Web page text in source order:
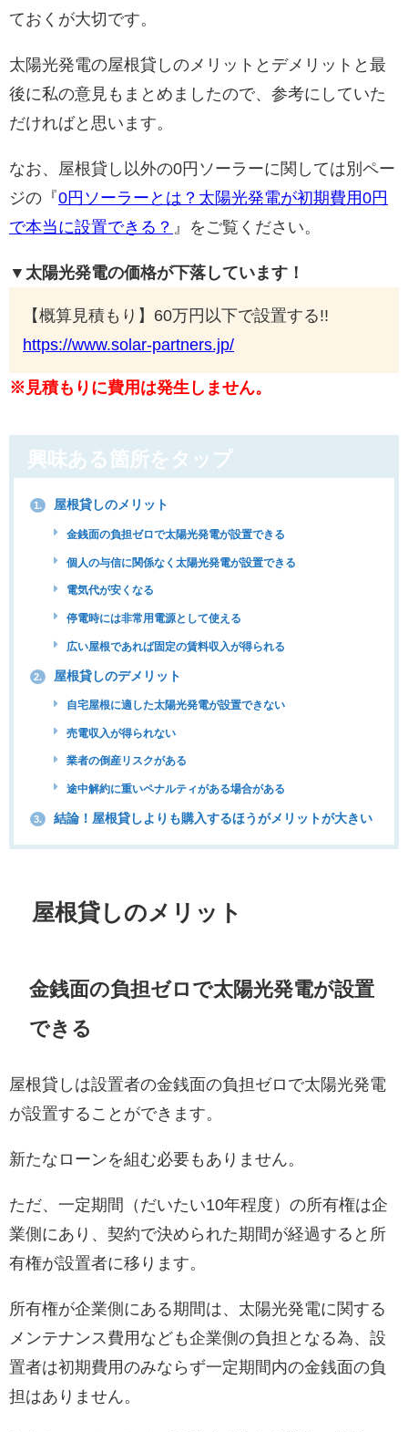
ておくが大切です。
太陽光発電の屋根貸しのメリットとデメリットと最
後に私の意見もまとめましたので、参考にしていた
だければと思います。
なお、屋根貸し以外の0円ソーラーに関しては別ペー
ジの『 0円ソーラーとは？太陽光発電が初期費用0円
で本当に設置できる？ 』をご覧ください。
▼太陽光発電の価格が下落しています！
【概算見積もり】60万円以下で設置する!!
https://www.solar-partners.jp/
※見積もりに費用は発生しません。
興味ある箇所をタップ
1. 屋根貸しのメリット
金銭面の負担ゼロで太陽光発電が設置できる
個人の与信に関係なく太陽光発電が設置できる
電気代が安くなる
停電時には非常用電源として使える
広い屋根であれば固定の賃料収入が得られる
2. 屋根貸しのデメリット
自宅屋根に適した太陽光発電が設置できない
売電収入が得られない
業者の倒産リスクがある
途中解約に重いペナルティがある場合がある
3. 結論！屋根貸しよりも購入するほうがメリットが大きい
屋根貸しのメリット
金銭面の負担ゼロで太陽光発電が設置
できる
屋根貸しは設置者の金銭面の負担ゼロで太陽光発電
が設置することができます。
新たなローンを組む必要もありません。
ただ、一定期間（だいたい10年程度）の所有権は企
業側にあり、契約で決められた期間が経過すると所
有権が設置者に移ります。
所有権が企業側にある期間は、太陽光発電に関する
メンテナンス費用なども企業側の負担となる為、設
置者は初期費用のみならず一定期間内の金銭面の負
担はありません。